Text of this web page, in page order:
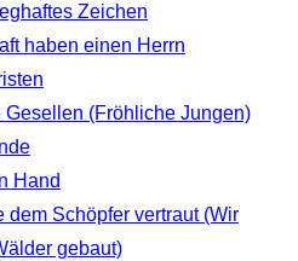
Zeichen
haben einen Herrn
Gesellen (Fröhliche Jungen)
Hand
dem Schöpfer vertraut (Wir
gebaut)